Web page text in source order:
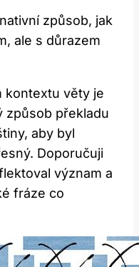
způsob, jak
ale s důrazem
kontextu věty je
způsob překladu
aby byl
Doporučuji
význam a
fráze co